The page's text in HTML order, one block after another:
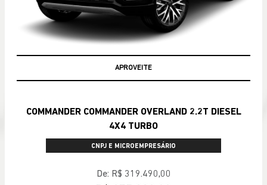
APROVEITE
COMMANDER COMMANDER OVERLAND 2.2T DIESEL
4X4 TURBO
CNPJ E MICROEMPRESÁRIO
De: R$ 319.490,00